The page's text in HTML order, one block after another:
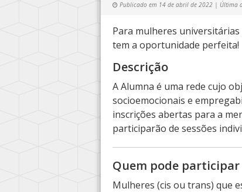
Publicado em 14 de abril de 2022 | Última
Para mulheres universitárias
tem a oportunidade perfeita!
Descrição
A Alumna é uma rede cujo
socioemocionais e
inscrições abertas para a
participarão de sessões
Quem pode participar
Mulheres (cis ou trans) que